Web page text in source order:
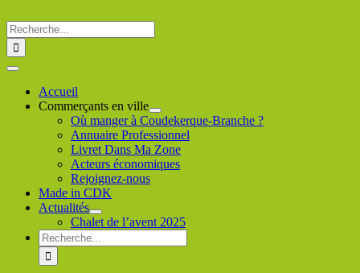
au
contenu
Rechercher
:
Toggle
NavigationAccueil
Commerçants en ville
Où manger à Coudekerque-Branche ?
Annuaire Professionnel
Livret Dans Ma Zone
Acteurs économiques
Rejoignez-nous
Made in CDK
Actualités
Chalet de l’avent 2025
Rechercher
: